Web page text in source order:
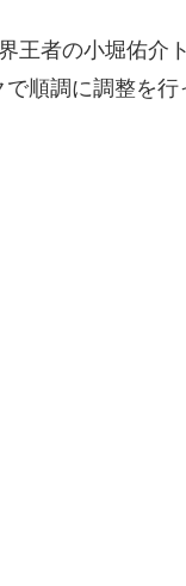
王者の小堀佑介
順調に調整を行